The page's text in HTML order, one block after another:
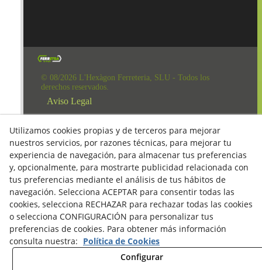
© 08/2026 L'Hexàgon Ferreteria, SLU - Todos los
derechos reservados.
Aviso Legal
Clausula Mail y Factura
Condiciones de compra
Derecho de desestimiento
Política de Privacidad
Política de cookies
Utilizamos cookies propias y de terceros para mejorar
nuestros servicios, por razones técnicas, para mejorar tu
experiencia de navegación, para almacenar tus preferencias
y, opcionalmente, para mostrarte publicidad relacionada con
tus preferencias mediante el análisis de tus hábitos de
navegación. Selecciona ACEPTAR para consentir todas las
cookies, selecciona RECHAZAR para rechazar todas las cookies
o selecciona CONFIGURACIÓN para personalizar tus
preferencias de cookies. Para obtener más información
consulta nuestra: Política de Cookies
Configurar